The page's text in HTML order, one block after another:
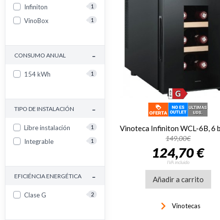
Infiniton 1
VinoBox 1
CONSUMO ANUAL -
154 kWh 1
TIPO DE INSTALACIÓN -
Libre instalación 1
Integrable 1
EFICIÉNCIA ENERGÉTICA -
Clase G 2
149,00€
124,70 €
IVA incluido
Añadir a carrito
keyboard_arrow_right Vinotecas